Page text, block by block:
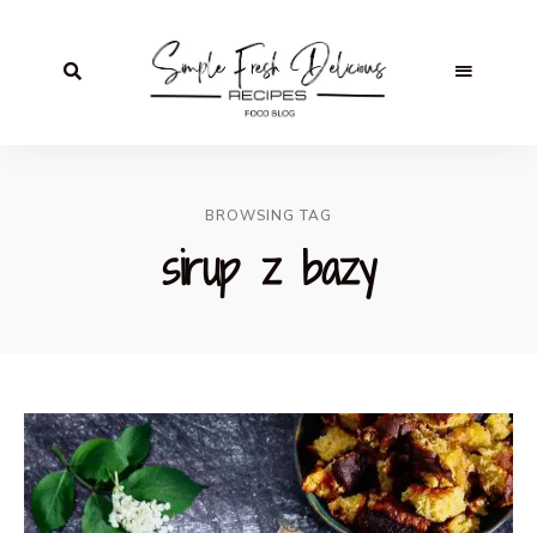
BROWSING TAG
sirup z bazy